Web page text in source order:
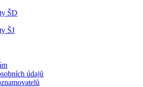
ŠD
ŠJ
údajů